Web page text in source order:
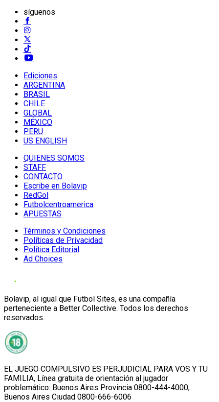
síguenos
Ediciones
ARGENTINA
BRASIL
CHILE
GLOBAL
MÉXICO
PERU
US ENGLISH
QUIENES SOMOS
STAFF
CONTACTO
Escribe en Bolavip
RedGol
Futbolcentroamerica
APUESTAS
Términos y Condiciones
Políticas de Privacidad
Política Editorial
Ad Choices
Bolavip, al igual que Futbol Sites, es una compañía
perteneciente a Better Collective. Todos los derechos
reservados.
EL JUEGO COMPULSIVO ES PERJUDICIAL PARA VOS Y TU
FAMILIA, Línea gratuita de orientación al jugador
problemático: Buenos Aires Provincia 0800-444-4000,
Buenos Aires Ciudad 0800-666-6006